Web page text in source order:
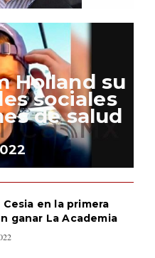
Holland su
sociales
de salud
en la primera
ganar La Academia